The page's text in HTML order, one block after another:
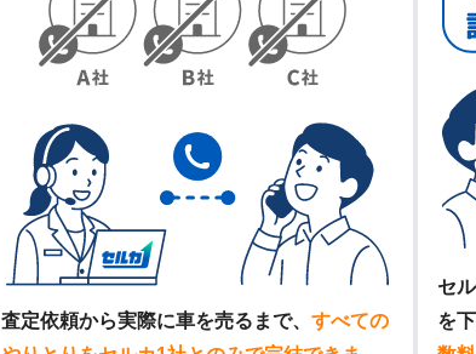
査定依頼から実際に車を売るまで、 すべての
セ
を